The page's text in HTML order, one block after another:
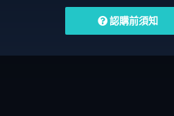
認購前須知